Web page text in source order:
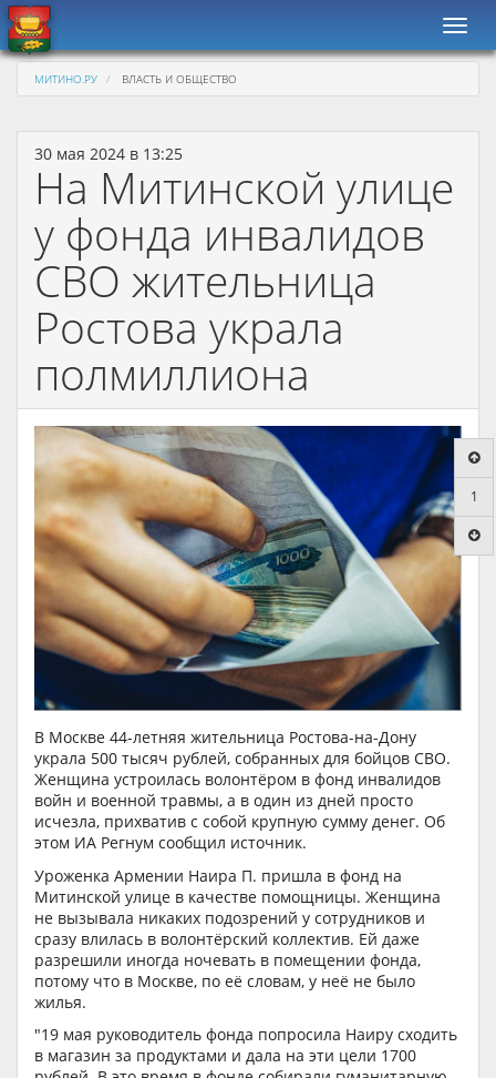
МИТИНО.РУ ВЛАСТЬ И ОБЩЕСТВО
30 мая 2024 в 13:25
На Митинской улице
у фонда инвалидов
СВО жительница
Ростова украла
полмиллиона
В Москве 44-летняя жительница Ростова-на-Дону
украла 500 тысяч рублей, собранных для бойцов СВО.
Женщина устроилась волонтёром в фонд инвалидов
войн и военной травмы, а в один из дней просто
исчезла, прихватив с собой крупную сумму денег. Об
этом ИА Регнум сообщил источник.
Уроженка Армении Наира П. пришла в фонд на
Митинской улице в качестве помощницы. Женщина
не вызывала никаких подозрений у сотрудников и
сразу влилась в волонтёрский коллектив. Ей даже
разрешили иногда ночевать в помещении фонда,
потому что в Москве, по её словам, у неё не было
жилья.
"19 мая руководитель фонда попросила Наиру сходить
в магазин за продуктами и дала на эти цели 1700
1